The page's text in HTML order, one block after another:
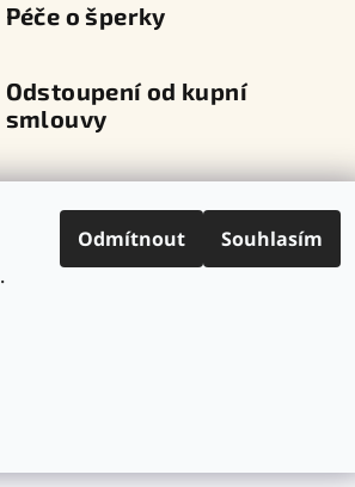
Odmítnout Souhlasím
Péče o šperky
Odstoupení od kupní
smlouvy
Výdejní místa